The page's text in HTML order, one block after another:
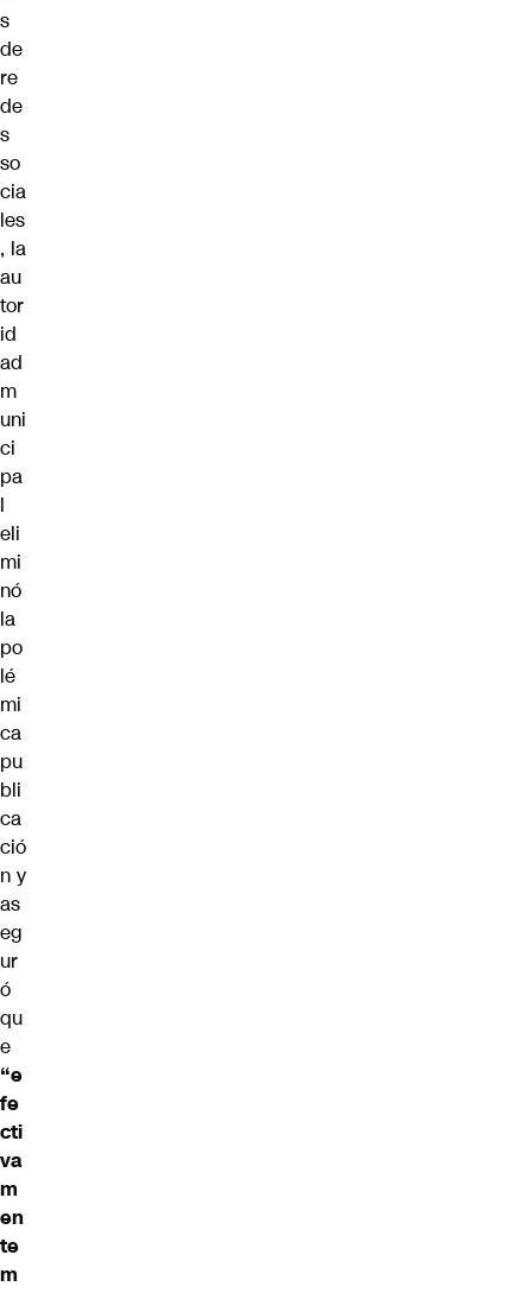
s
de
re
de
s
so
cia
les
, la
au
tor
id
ad
m
uni
ci
pa
l
eli
mi
nó
la
po
lé
mi
ca
pu
bli
ca
ció
n y
as
eg
ur
ó
qu
e
“e
fe
cti
va
m
en
te
m